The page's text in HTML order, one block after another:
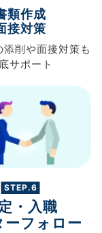
類作成
接対策
添削や面接対策も
サポート
STEP.6
・入職
ーフォロー